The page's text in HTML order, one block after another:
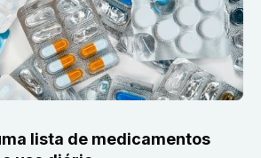
lista de medicamentos